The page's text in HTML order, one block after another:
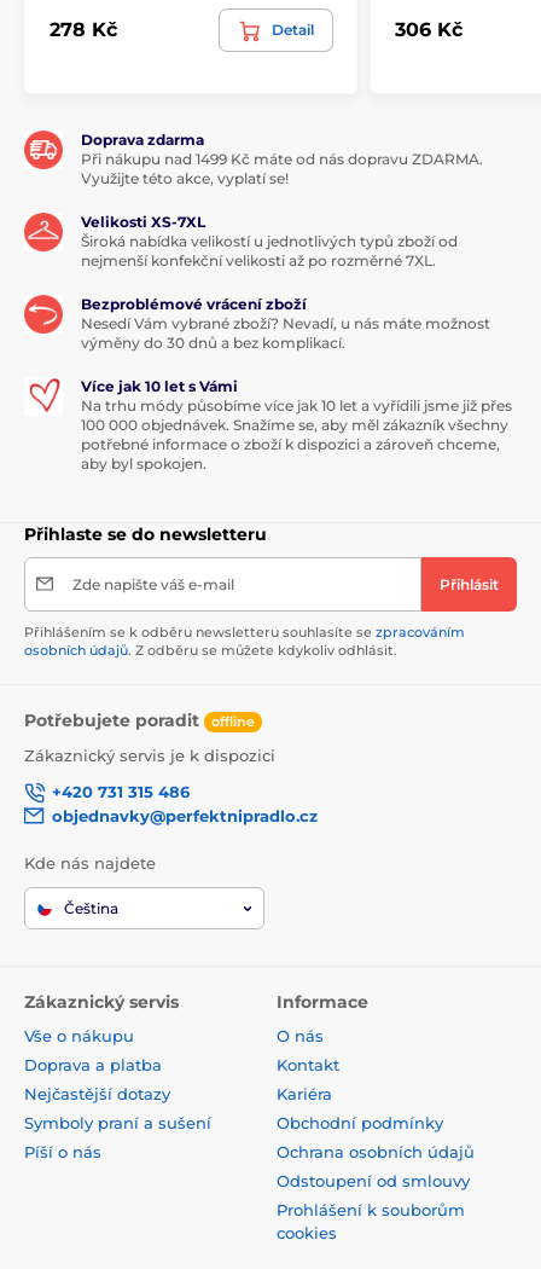
278 Kč Detail 306 Kč
Doprava zdarma
Při nákupu nad 1499 Kč máte od nás dopravu ZDARMA.
Využijte této akce, vyplatí se!
Velikosti XS-7XL
Široká nabídka velikostí u jednotlivých typů zboží od
nejmenší konfekční velikosti až po rozměrné 7XL.
Bezproblémové vrácení zboží
Nesedí Vám vybrané zboží? Nevadí, u nás máte možnost
výměny do 30 dnů a bez komplikací.
Více jak 10 let s Vámi
Na trhu módy působíme více jak 10 let a vyřídili jsme již přes
100 000 objednávek. Snažíme se, aby měl zákazník všechny
potřebné informace o zboží k dispozici a zároveň chceme,
aby byl spokojen.
Přihlaste se do newsletteru
Zde napište váš e-mail Přihlásit
Přihlášením se k odběru newsletteru souhlasíte se zpracováním
osobních údajů. Z odběru se můžete kdykoliv odhlásit.
Potřebujete poradit offline
Zákaznický servis je k dispozici
+420 731 315 486
objednavky@perfektnipradlo.cz
Kde nás najdete
Čeština
Zákaznický servis
Vše o nákupu
Doprava a platba
Nejčastější dotazy
Symboly praní a sušení
Píší o nás
Informace
O nás
Kontakt
Kariéra
Obchodní podmínky
Ochrana osobních údajů
Odstoupení od smlouvy
Prohlášení k souborům
cookies